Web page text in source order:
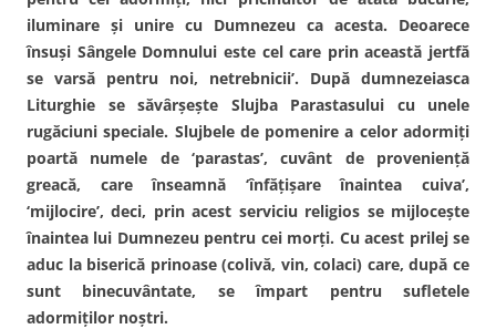
iluminare şi unire cu Dumnezeu ca acesta. Deoarece
însuşi Sângele Domnului este cel care prin această jertfă
se varsă pentru noi, netrebnicii’. După dumnezeiasca
Liturghie se săvârşeşte Slujba Parastasului cu unele
rugăciuni speciale. Slujbele de pomenire a celor adormiţi
poartă numele de ‘parastas’, cuvânt de provenienţă
greacă, care înseamnă ‘înfăţişare înaintea cuiva’,
‘mijlocire’, deci, prin acest serviciu religios se mijloceşte
înaintea lui Dumnezeu pentru cei morţi. Cu acest prilej se
aduc la biserică prinoase (colivă, vin, colaci) care, după ce
sunt binecuvântate, se împart pentru sufletele
adormiţilor noştri.